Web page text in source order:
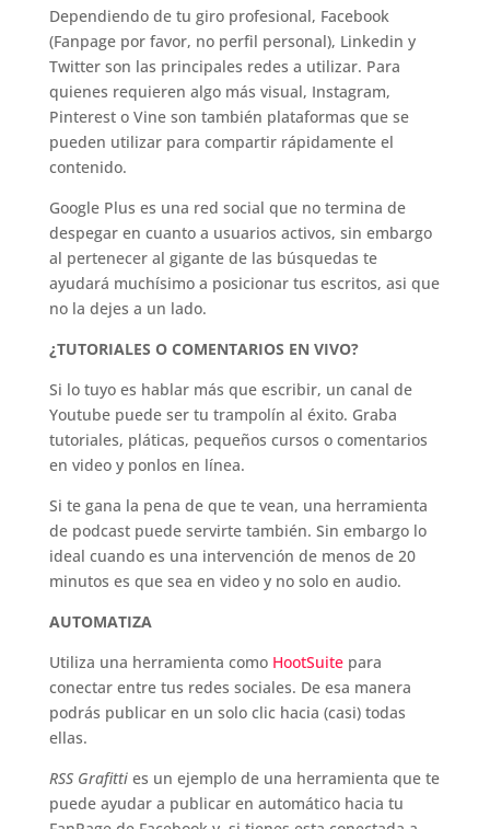
Dependiendo de tu giro profesional, Facebook
(Fanpage por favor, no perfil personal), Linkedin y
Twitter son las principales redes a utilizar. Para
quienes requieren algo más visual, Instagram,
Pinterest o Vine son también plataformas que se
pueden utilizar para compartir rápidamente el
contenido.
Google Plus es una red social que no termina de
despegar en cuanto a usuarios activos, sin embargo
al pertenecer al gigante de las búsquedas te
ayudará muchísimo a posicionar tus escritos, asi que
no la dejes a un lado.
¿TUTORIALES O COMENTARIOS EN VIVO?
Si lo tuyo es hablar más que escribir, un canal de
Youtube puede ser tu trampolín al éxito. Graba
tutoriales, pláticas, pequeños cursos o comentarios
en video y ponlos en línea.
Si te gana la pena de que te vean, una herramienta
de podcast puede servirte también. Sin embargo lo
ideal cuando es una intervención de menos de 20
minutos es que sea en video y no solo en audio.
AUTOMATIZA
Utiliza una herramienta como HootSuite para
conectar entre tus redes sociales. De esa manera
podrás publicar en un solo clic hacia (casi) todas
ellas.
RSS Grafitties un ejemplo de una herramienta que te
puede ayudar a publicar en automático hacia tu